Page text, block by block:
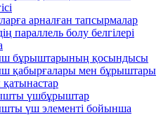
арналған тапсырмалар
параллель болу белгілері
бұрыштарының қосындысы
қабырғалары мен бұрыштары
үшбұрыштар
үш элементі бойынша